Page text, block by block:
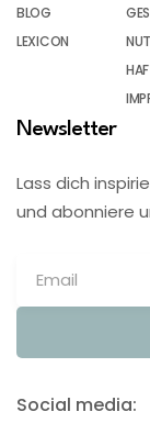
BLOG
LEXICON
Newsletter
Lass dich
und abonniere
Social media: